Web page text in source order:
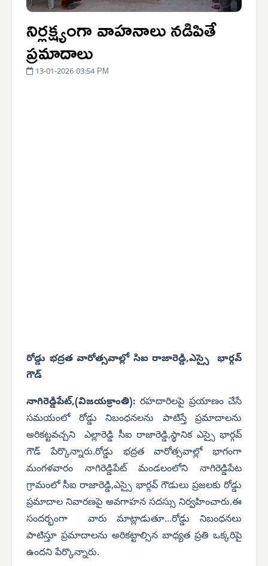
నిర్లక్ష్యంగా వాహనాలు నడిపితే
ప్రమాదాలు
13-01-2026 03:54 PM
రోడ్డు భద్రత వారోత్సవాల్లో సిఐ రాజారెడ్డి,ఎస్సై భార్గవ్
గౌడ్
నాగిరెడ్డిపేట్,(విజయక్రాంతి):రహదారిలపై ప్రయాణం చేసే
సమయంలో రోడ్డు నిబంధనలను పాటిస్తే ప్రమాదాలను
అరికట్టవచ్చని ఎల్లారెడ్డి సీఐ రాజారెడ్డి,స్థానిక ఎస్సై భార్గవ్
గౌడ్ పేర్కొన్నారు.రోడ్డు భద్రత వారోత్సవాల్లో భాగంగా
మంగళవారం నాగిరెడ్డిపేట్ మండలంలోని నాగిరెడ్డిపేట
గ్రామంలో సీఐ రాజారెడ్డి,ఎస్సై భార్గవ్ గౌడులు ప్రజలకు రోడ్డు
ప్రమాదాల నివారణపై అవగాహన సదస్సు నిర్వహించారు.ఈ
సందర్భంగా వారు మాట్లాడుతూ...రోడ్డు నిబంధనలు
పాటిస్తూ ప్రమాదాలను అరికట్టాల్సిన బాధ్యత ప్రతి ఒక్కరిపై
ఉందని పేర్కొన్నారు.